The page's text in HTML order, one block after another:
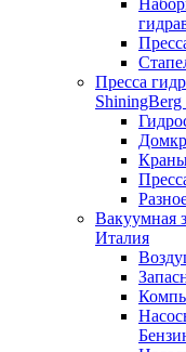
Пресса
Вакуумная
Италия